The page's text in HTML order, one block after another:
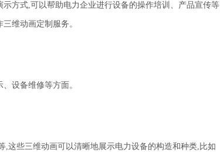
方式,可以帮助电力企业进行设备的操作培训、产品宣传等
维动画定制服务。
设备维修等方面。
,这些三维动画可以清晰地展示电力设备的构造和种类,比如